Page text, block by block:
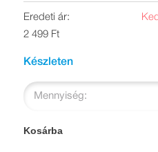
Eredeti ár:
2 499 Ft
Készleten
Mennyiség:
Kosárba